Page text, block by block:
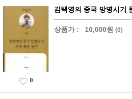
김택영의 중국 망명시기
상품가 : 10,000원 (0)
0